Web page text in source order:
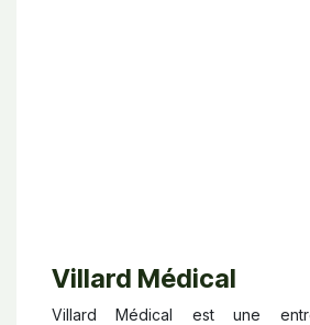
Villard Médical
Villard Médical est une